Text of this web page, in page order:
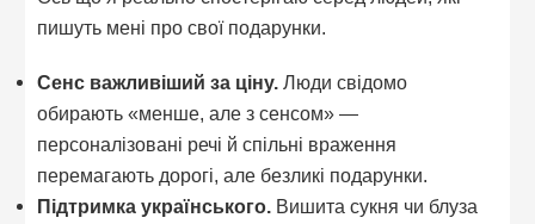
пишуть мені про свої подарунки.
Сенс важливіший за ціну. Люди свідомо
обирають «менше, але з сенсом» —
персоналізовані речі й спільні враження
перемагають дорогі, але безликі подарунки.
Підтримка українського. Вишита сукня чи блуза